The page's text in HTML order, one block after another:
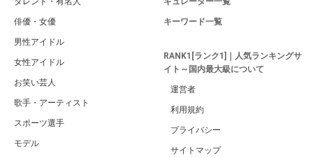
俳優・女優
男性アイドル
女性アイドル
お笑い芸人
歌手・アーティスト
スポーツ選手
モデル
キーワード一覧
RANK1[ランク1]｜人気ランキングサ
イト～国内最大級について
運営者
利用規約
プライバシー
サイトマップ